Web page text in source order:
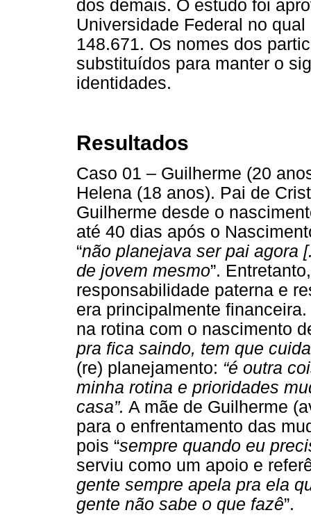
dos demais. O estudo foi
Universidade Federal no
148.671. Os nomes dos
substituídos para manter o
identidades.
Resultados
Caso 01 – Guilherme (20
Helena (18 anos). Pai de
Guilherme desde o
até 40 dias após o
“não planejava ser pai agora
de jovem mesmo”.
responsabilidade paterna e
era principalmente
na rotina com o nascimento
pra fica saindo, tem que
(re) planejamento: “é outra
minha rotina e prioridades
casa”. A mãe de Guilherme
para o enfrentamento das
pois “sempre quando eu
serviu como um apoio e
gente sempre apela pra ela
gente não sabe o que fazê”.